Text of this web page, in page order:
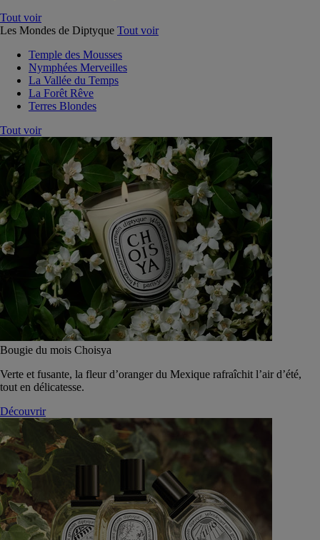
Tout voir
Les Mondes de Diptyque Tout voir
Temple des Mousses
Nymphées Merveilles
La Vallée du Temps
La Forêt Rêve
Terres Blondes
Tout voir
Bougie du mois Choisya
Verte et fusante, la fleur d’oranger du Mexique rafraîchit l’air d’été,
tout en délicatesse.
Découvrir